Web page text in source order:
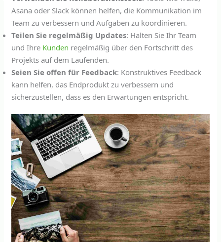
Asana oder Slack können helfen, die Kommunikation im
Team zu verbessern und Aufgaben zu koordinieren.
Teilen Sie regelmäßig Updates: Halten Sie Ihr Team
und Ihre Kunden regelmäßig über den Fortschritt des
Projekts auf dem Laufenden.
Seien Sie offen für Feedback: Konstruktives Feedback
kann helfen, das Endprodukt zu verbessern und
sicherzustellen, dass es den Erwartungen entspricht.